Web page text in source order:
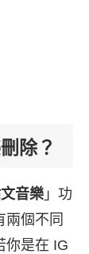
除？
音樂 」功
兩個不同
你是在 IG